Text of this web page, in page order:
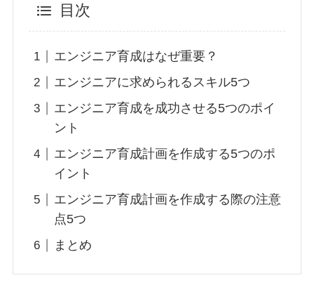
目次
エンジニア育成はなぜ重要？
エンジニアに求められるスキル5つ
エンジニア育成を成功させる5つのポイ
ント
エンジニア育成計画を作成する5つのポ
イント
エンジニア育成計画を作成する際の注意
点5つ
まとめ